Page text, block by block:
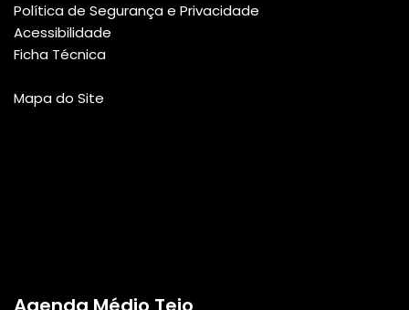
Política de Segurança e Privacidade
Acessibilidade
Ficha Técnica
Mapa do Site